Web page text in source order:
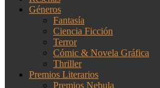
Géneros
Fantasía
Ciencia Ficción
Terror
Cómic & Novela Gráfica
Thriller
Premios Literarios
Premios Nebula